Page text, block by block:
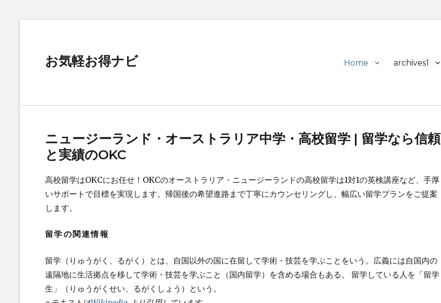
お気軽お得ナビ
Primary
Home archives1
ニュージーランド・オーストラリア中学・高校留学 | 留学なら信頼
と実績のOKC
高校留学はOKCにお任せ！OKCのオーストラリア・ニュージーランドの高校留学は1対1の英検講座など、手厚
いサポートで目標を実現します。帰国後の希望進路まで丁寧にカウンセリングし、幅広い留学プランをご提案
します。
留学の関連情報
留学（りゅうがく、るがく）とは、自国以外の国に在留して学術・技芸を学ぶことをいう。広義には自国内の
遠隔地に生活拠点を移して学術・技芸を学ぶこと（国内留学）を含める場合もある。 留学している人を「留学
生」（りゅうがくせい、るがくしょう）という。